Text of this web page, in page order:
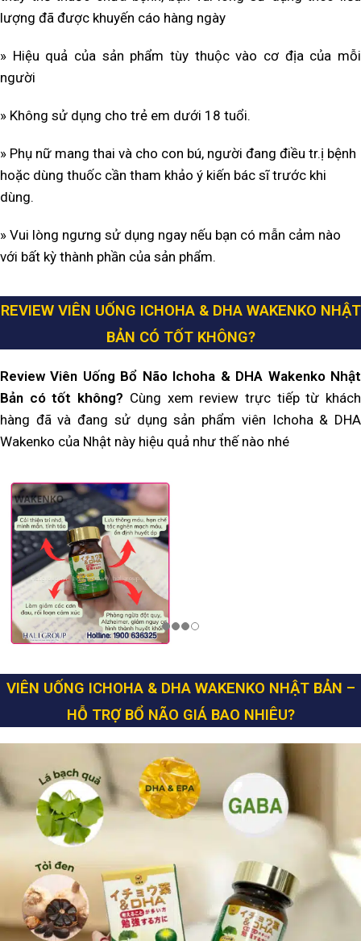
lượng đã được khuyến cáo hàng ngày
» Hiệu quả của sản phẩm tùy thuộc vào cơ địa của mỗi
người
» Không sử dụng cho trẻ em dưới 18 tuổi.
» Phụ nữ mang thai và cho con bú, người đang điều tr.ị bệnh
hoặc dùng thuốc cần tham khảo ý kiến bác sĩ trước khi
dùng.
» Vui lòng ngưng sử dụng ngay nếu bạn có mẫn cảm nào
với bất kỳ thành phần của sản phẩm.
REVIEW VIÊN UỐNG ICHOHA & DHA WAKENKO NHẬT
BẢN CÓ TỐT KHÔNG?
Review Viên Uống Bổ Não Ichoha & DHA Wakenko Nhật
Bản có tốt không? Cùng xem review trực tiếp từ khách
hàng đã và đang sử dụng sản phẩm viên Ichoha & DHA
Wakenko của Nhật này hiệu quả như thế nào nhé
VIÊN UỐNG ICHOHA & DHA WAKENKO NHẬT BẢN –
HỖ TRỢ BỔ NÃO GIÁ BAO NHIÊU?